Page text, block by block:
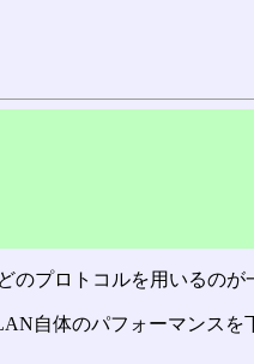
のプロトコルを用いるのが
自体のパフォーマンスを